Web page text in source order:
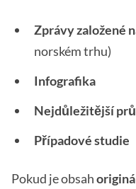
Zprávy založené
norském trhu)
Infografika
Nejdůležitější
Případové studie
Pokud je obsah